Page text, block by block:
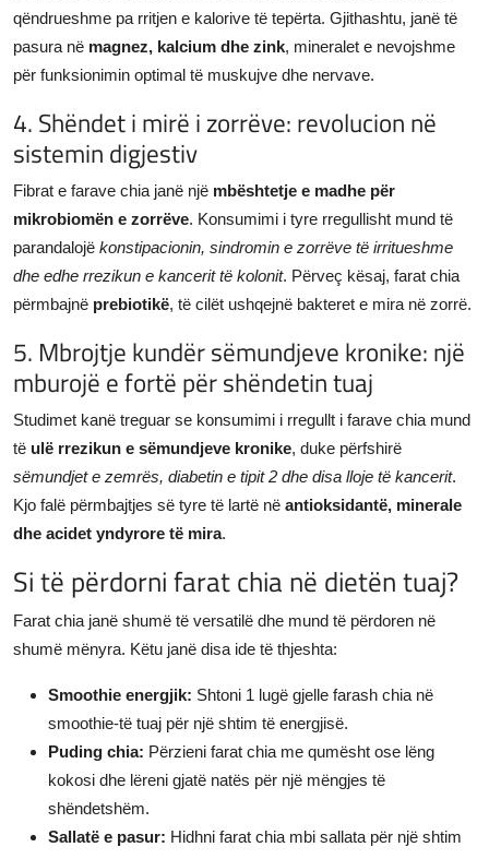
qëndrueshme pa rritjen e kalorive të tepërta. Gjithashtu, janë të
pasura në magnez, kalcium dhe zink, mineralet e nevojshme
për funksionimin optimal të muskujve dhe nervave.
4. Shëndet i mirë i zorrëve: revolucion në
sistemin digjestiv
Fibrat e farave chia janë një mbështetje e madhe për
mikrobiomën e zorrëve. Konsumimi i tyre rregullisht mund të
parandalojë konstipacionin, sindromin e zorrëve të irritueshme
dhe edhe rrezikun e kancerit të kolonit. Përveç kësaj, farat chia
përmbajnë prebiotikë, të cilët ushqejnë bakteret e mira në zorrë.
5. Mbrojtje kundër sëmundjeve kronike: një
mburojë e fortë për shëndetin tuaj
Studimet kanë treguar se konsumimi i rregullt i farave chia mund
të ulë rrezikun e sëmundjeve kronike, duke përfshirë
sëmundjet e zemrës, diabetin e tipit 2 dhe disa lloje të kancerit.
Kjo falë përmbajtjes së tyre të lartë në antioksidantë, minerale
dhe acidet yndyrore të mira.
Si të përdorni farat chia në dietën tuaj?
Farat chia janë shumë të versatilë dhe mund të përdoren në
shumë mënyra. Këtu janë disa ide të thjeshta:
Smoothie energjik: Shtoni 1 lugë gjelle farash chia në
smoothie-të tuaj për një shtim të energjisë.
Puding chia: Përzieni farat chia me qumësht ose lëng
kokosi dhe lëreni gjatë natës për një mëngjes të
shëndetshëm.
Sallatë e pasur: Hidhni farat chia mbi sallata për një shtim